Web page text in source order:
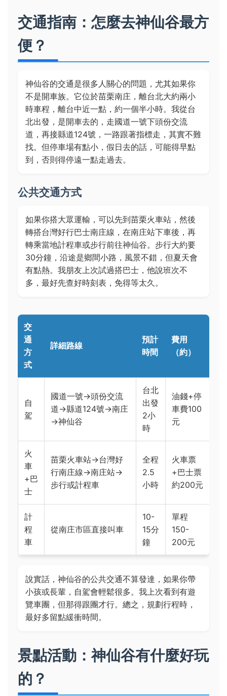
交通指南：怎麼去神仙谷最方
便？
神仙谷的交通是很多人關心的問題，尤其如果你
不是開車族。它位於苗栗南庄，離台北大約兩小
時車程，離台中近一點，約一個半小時。我從台
北出發，是開車去的，走國道一號下頭份交流
道，再接縣道124號，一路跟著指標走，其實不難
找。但停車場有點小，假日去的話，可能得早點
到，否則得停遠一點走過去。
公共交通方式
如果你搭大眾運輸，可以先到苗栗火車站，然後
轉搭台灣好行巴士南庄線，在南庄站下車後，再
轉乘當地計程車或步行前往神仙谷。步行大約要
30分鐘，沿途是鄉間小路，風景不錯，但夏天會
有點熱。我朋友上次試過搭巴士，他說班次不
多，最好先查好時刻表，免得等太久。
交
通
方
式
詳細路線
預計
時間
費用
（約）
自
駕
國道一號→頭份交流
道→縣道124號→南庄
→神仙谷
台北
出發
2小
時
油錢+停
車費100
元
火
車
+巴
士
苗栗火車站→台灣好
行南庄線→南庄站→
步行或計程車
全程
2.5
小時
火車票
+巴士票
約200元
計
程
車
從南庄市區直接叫車
10-
15分
鐘
單程
150-
200元
說實話，神仙谷的公共交通不算發達，如果你帶
小孩或長輩，自駕會輕鬆很多。我上次看到有遊
覽車團，但那得跟團才行。總之，規劃行程時，
最好多留點緩衝時間。
景點活動：神仙谷有什麼好玩
的？